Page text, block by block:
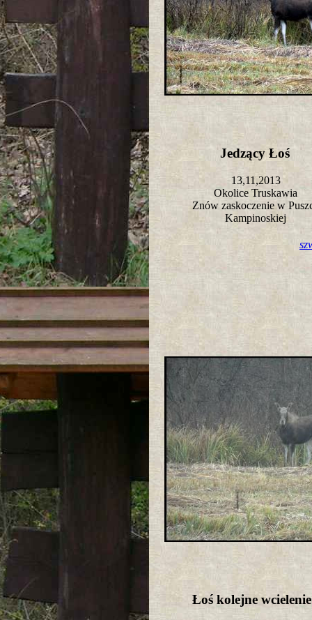
Jedzący Łoś
13,11,2013
Okolice Truskawia
Znów zaskoczenie w
Kampinoskiej
Łoś kolejne